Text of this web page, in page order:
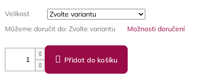
Velikost
Můžeme doručit do: Zvolte variantu Možnosti doručení
Přidat do košíku